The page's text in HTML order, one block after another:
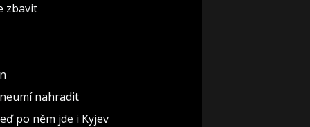
zbavit
nahradit
po něm jde i Kyjev